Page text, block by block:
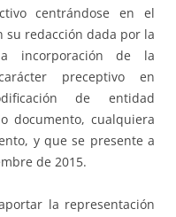
centrándose en el
su redacción dada por la
incorporación de la
preceptivo en
de entidad
documento, cualquiera
y que se presente a
de 2015.
la representación